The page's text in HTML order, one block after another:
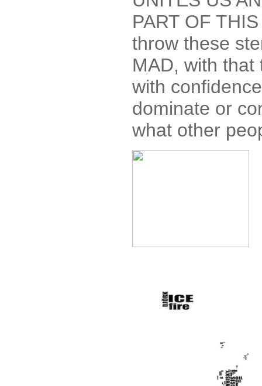
PART OF
throw these
MAD, with that
with
dominate or
what other